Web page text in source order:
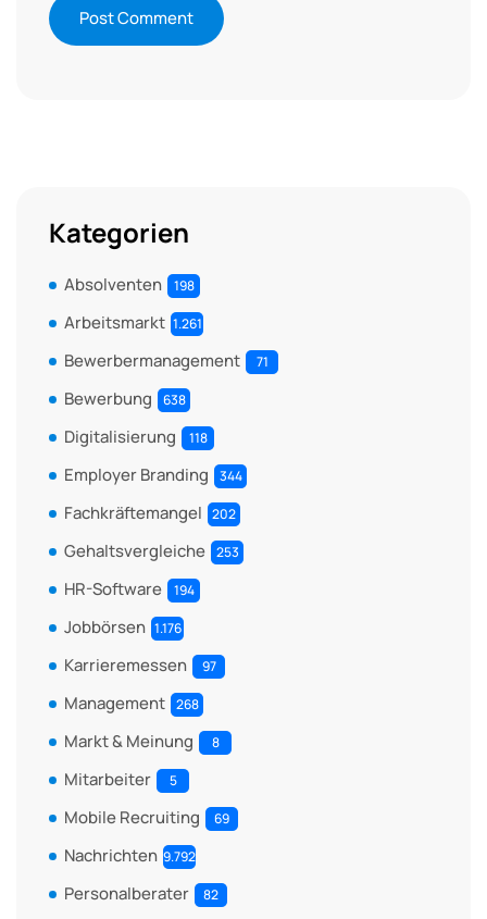
Kategorien
Absolventen 198
Arbeitsmarkt 1.261
Bewerbermanagement 71
Bewerbung 638
Digitalisierung 118
Employer Branding 344
Fachkräftemangel 202
Gehaltsvergleiche 253
HR-Software 194
Jobbörsen 1.176
Karrieremessen 97
Management 268
Markt & Meinung 8
Mitarbeiter 5
Mobile Recruiting 69
Nachrichten 9.792
Personalberater 82